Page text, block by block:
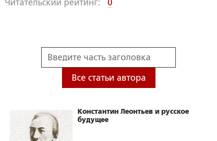
Читательский рейтинг: 0
Все статьи автора
Константин Леонтьев и русское
будущее